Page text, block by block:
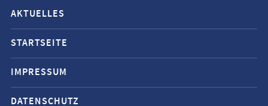
Mobile-
Service-
Navigation
und
Social
Media
AKTUELLES
STARTSEITE
IMPRESSUM
DATENSCHUTZ